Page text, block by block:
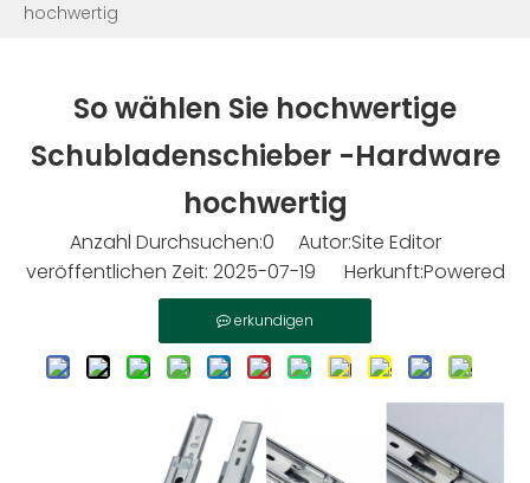
hochwertig
So wählen Sie hochwertige
Schubladenschieber -Hardware
hochwertig
Anzahl Durchsuchen:0 Autor:Site Editor
veröffentlichen Zeit: 2025-07-19 Herkunft:Powered
erkundigen